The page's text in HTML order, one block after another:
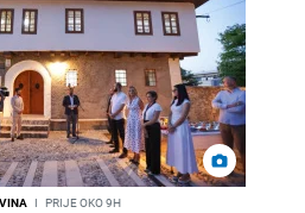
I PRIJE OKO 9H